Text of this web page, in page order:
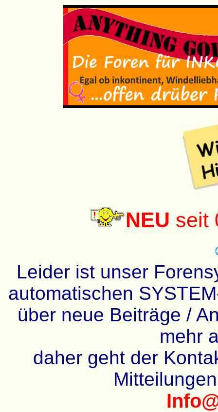
NEU seit
Leider ist unser
automatischen
über neue Beiträge /
mehr
daher geht der